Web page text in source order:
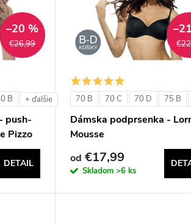
€26,99
–20 %
B + ďalšie
push-
Pizzo
DETAIL
70 B 70 C 70 D 75 B
Dámska podprsenka -
Mousse
od €17,99
Skladom >6 ks